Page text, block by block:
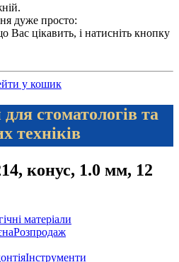
дуже просто:
Вас цікавить, і натисніть кнопку
у кошик
стоматологів та
техніків
конус, 1.0 мм, 12
матеріали
Розпродаж
Інструменти